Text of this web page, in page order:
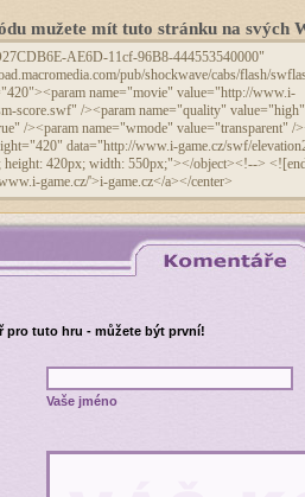
mužete mít tuto stránku na svých
pro tuto hru - můžete být první!
Vaše jméno